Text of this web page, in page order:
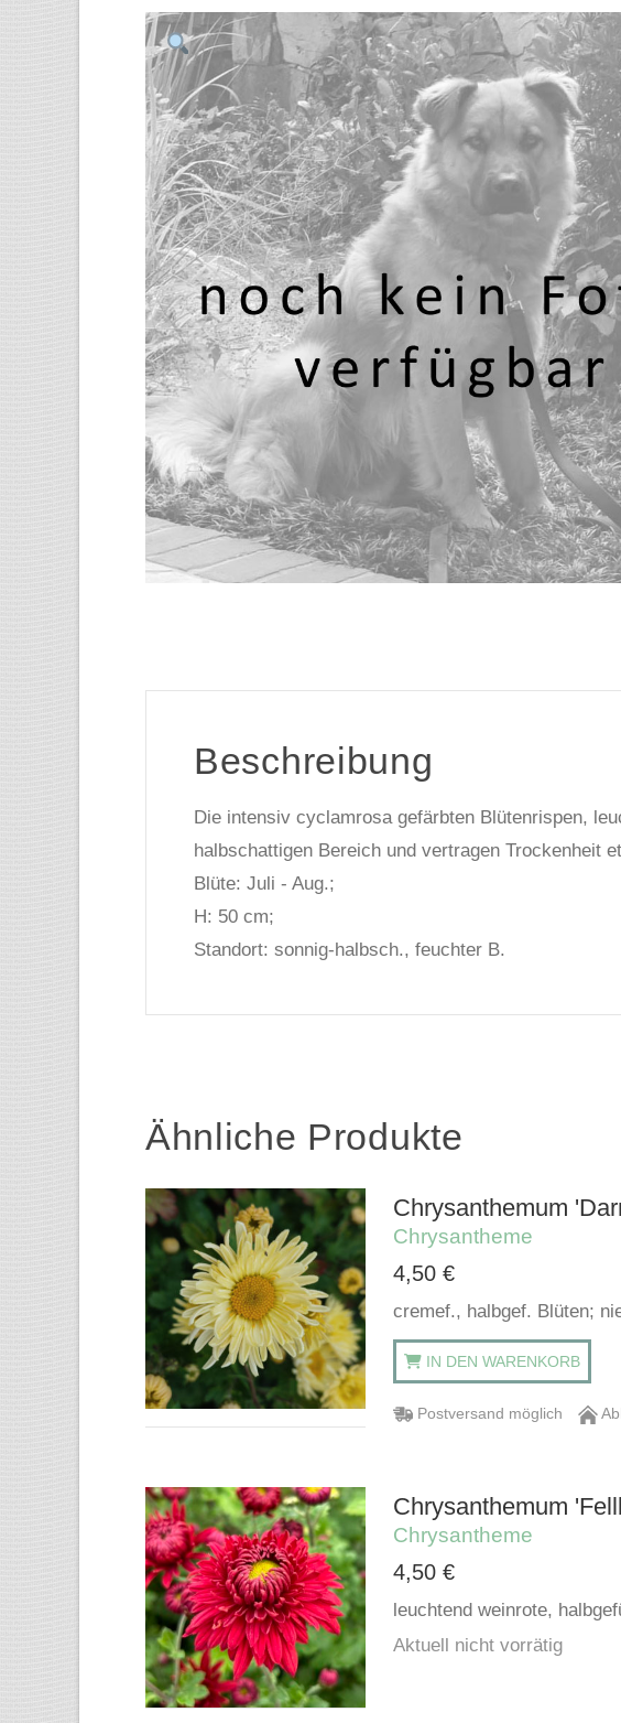
Beschreibung
Die intensiv cyclamrosa gefärbten Blütenrispen,
halbschattigen Bereich und vertragen Trockenheit
Blüte: Juli - Aug.;
H: 50 cm;
Standort: sonnig-halbsch., feuchter B.
Ähnliche Produkte
Chrysanthemum
Chrysantheme
4,50 €
cremef., halbgef. Blüten;
IN DEN WARENKORB
Postversand möglich
Chrysanthemum
Chrysantheme
4,50 €
leuchtend weinrote,
Aktuell nicht vorrätig